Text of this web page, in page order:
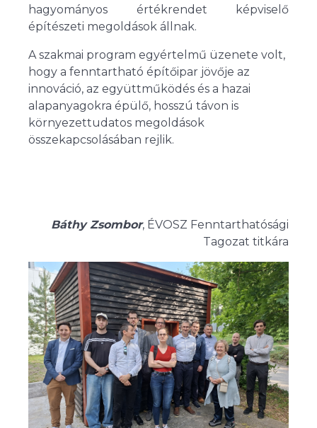
hagyományos értékrendet képviselő
építészeti megoldások állnak.
A szakmai program egyértelmű üzenete volt,
hogy a fenntartható építőipar jövője az
innováció, az együttműködés és a hazai
alapanyagokra épülő, hosszú távon is
környezettudatos megoldások
összekapcsolásában rejlik.
Báthy Zsombor, ÉVOSZ Fenntarthatósági
Tagozat titkára